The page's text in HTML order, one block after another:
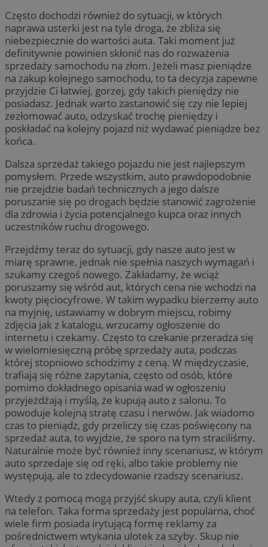
Często dochodzi również do sytuacji, w których
naprawa usterki jest na tyle droga, że zbliża się
niebezpiecznie do wartości auta. Taki moment już
definitywnie powinien skłonić nas do rozważenia
sprzedaży samochodu na złom. Jeżeli masz pieniądze
na zakup kolejnego samochodu, to ta decyzja zapewne
przyjdzie Ci łatwiej, gorzej, gdy takich pieniędzy nie
posiadasz. Jednak warto zastanowić się czy nie lepiej
zezłomować auto, odzyskać trochę pieniędzy i
poskładać na kolejny pojazd niż wydawać pieniądze bez
końca.
Dalsza sprzedaż takiego pojazdu nie jest najlepszym
pomysłem. Przede wszystkim, auto prawdopodobnie
nie przejdzie badań technicznych a jego dalsze
poruszanie się po drogach będzie stanowić zagrożenie
dla zdrowia i życia potencjalnego kupca oraz innych
uczestników ruchu drogowego.
Przejdźmy teraz do sytuacji, gdy nasze auto jest w
miarę sprawne, jednak nie spełnia naszych wymagań i
szukamy czegoś nowego. Zakładamy, że wciąż
poruszamy się wśród aut, których cena nie wchodzi na
kwoty pięciocyfrowe. W takim wypadku bierzemy auto
na myjnię, ustawiamy w dobrym miejscu, robimy
zdjęcia jak z katalogu, wrzucamy ogłoszenie do
internetu i czekamy. Często to czekanie przeradza się
w wielomiesięczną próbę sprzedaży auta, podczas
której stopniowo schodzimy z ceną. W międzyczasie,
trafiają się różne zapytania, często od osób, które
pomimo dokładnego opisania wad w ogłoszeniu
przyjeżdżają i myślą, że kupują auto z salonu. To
powoduje kolejną stratę czasu i nerwów. Jak wiadomo
czas to pieniądz, gdy przeliczy się czas poświęcony na
sprzedaż auta, to wyjdzie, że sporo na tym straciliśmy.
Naturalnie może być również inny scenariusz, w którym
auto sprzedaje się od ręki, albo takie problemy nie
występują, ale to zdecydowanie rzadszy scenariusz.
Wtedy z pomocą mogą przyjść skupy auta, czyli klient
na telefon. Taka forma sprzedaży jest popularna, choć
wiele firm posiada irytującą formę reklamy za
pośrednictwem wtykania ulotek za szyby. Skup nie